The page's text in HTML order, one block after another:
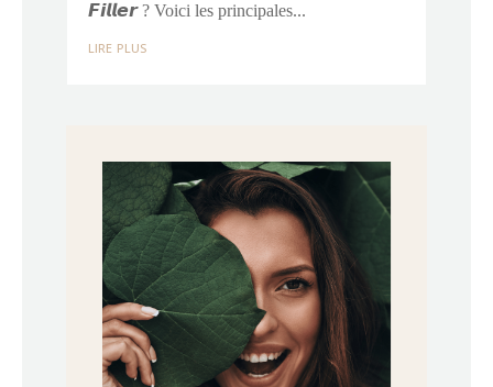
𝙁𝙞𝙡𝙡𝙚𝙧 ? Voici les principales...
lire plus